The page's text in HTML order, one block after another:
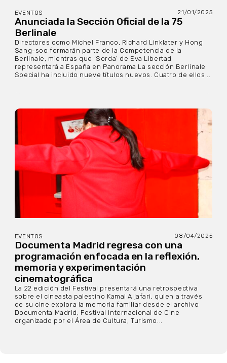
EVENTOS 21/01/2025
Anunciada la Sección Oficial de la 75
Berlinale
Directores como Michel Franco, Richard Linklater y Hong
Sang-soo formarán parte de la Competencia de la
Berlinale, mientras que ‘Sorda’ de Eva Libertad
representará a España en Panorama La sección Berlinale
Special ha incluido nueve títulos nuevos. Cuatro de ellos...
EVENTOS 08/04/2025
Documenta Madrid regresa con una
programación enfocada en la reflexión,
memoria y experimentación
cinematográfica
La 22 edición del Festival presentará una retrospectiva
sobre el cineasta palestino Kamal Aljafari, quien a través
de su cine explora la memoria familiar desde el archivo
Documenta Madrid, Festival Internacional de Cine
organizado por el Área de Cultura, Turismo...